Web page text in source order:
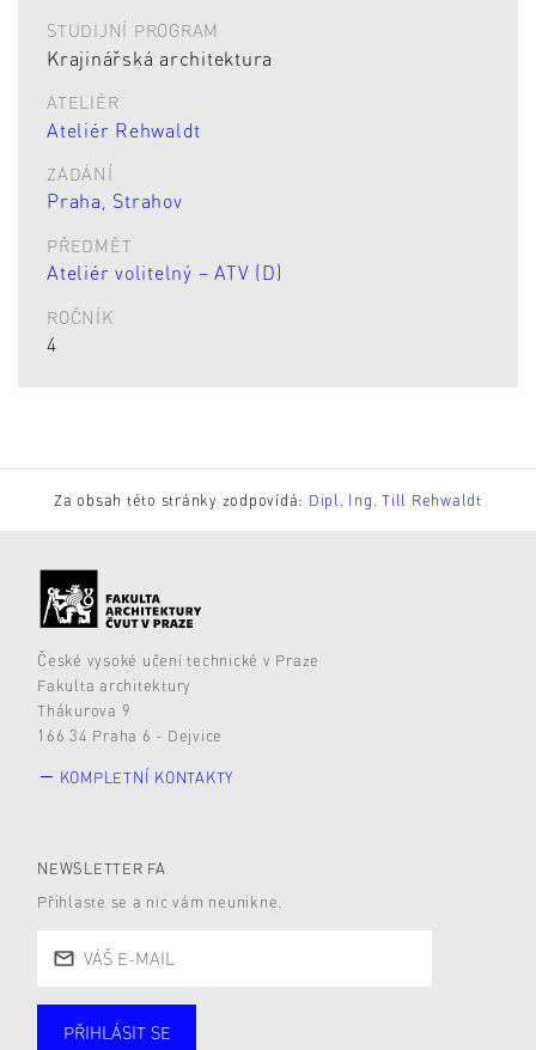
STUDIJNÍ PROGRAM
Krajinářská architektura
ATELIÉR
Ateliér Rehwaldt
ZADÁNÍ
Praha, Strahov
PŘEDMĚT
Ateliér volitelný – ATV (D)
ROČNÍK
4
Za obsah této stránky zodpovídá: Dipl. Ing. Till Rehwaldt
České vysoké učení technické v Praze
Fakulta architektury
Thákurova 9
166 34 Praha 6 - Dejvice
KOMPLETNÍ KONTAKTY
NEWSLETTER FA
Přihlaste se a nic vám neunikne.
PŘIHLÁSIT SE